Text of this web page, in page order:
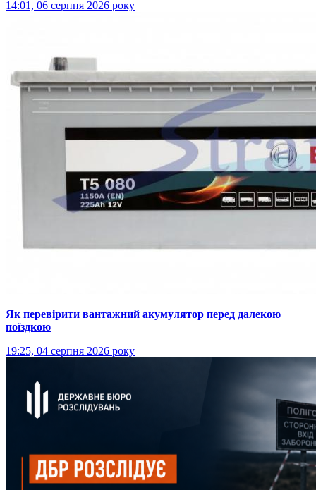
14:01, 06 серпня 2026 року
Як перевірити вантажний акумулятор перед далекою
поїздкою
19:25, 04 серпня 2026 року